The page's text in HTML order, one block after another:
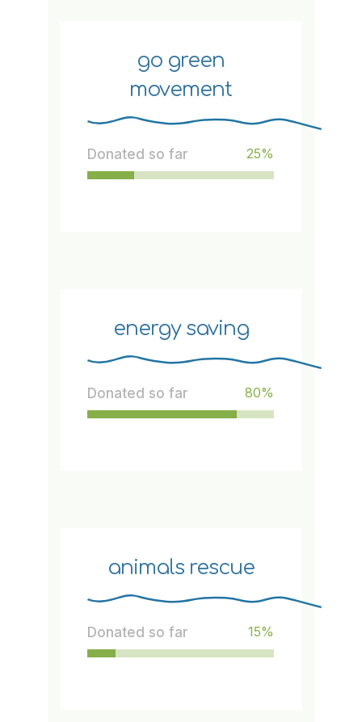
go green
movement
Donated so far 25%
energy saving
Donated so far 80%
animals rescue
Donated so far 15%